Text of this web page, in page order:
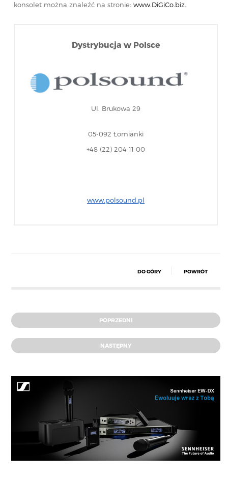
konsolet można znaleźć na stronie: www.DiGiCo.biz.
Dystrybucja w Polsce
Ul. Brukowa 29
05-092 Łomianki
+48 (22) 204 11 00
www.polsound.pl
DO GÓRY POWRÓT
POPRZEDNI
NASTĘPNY